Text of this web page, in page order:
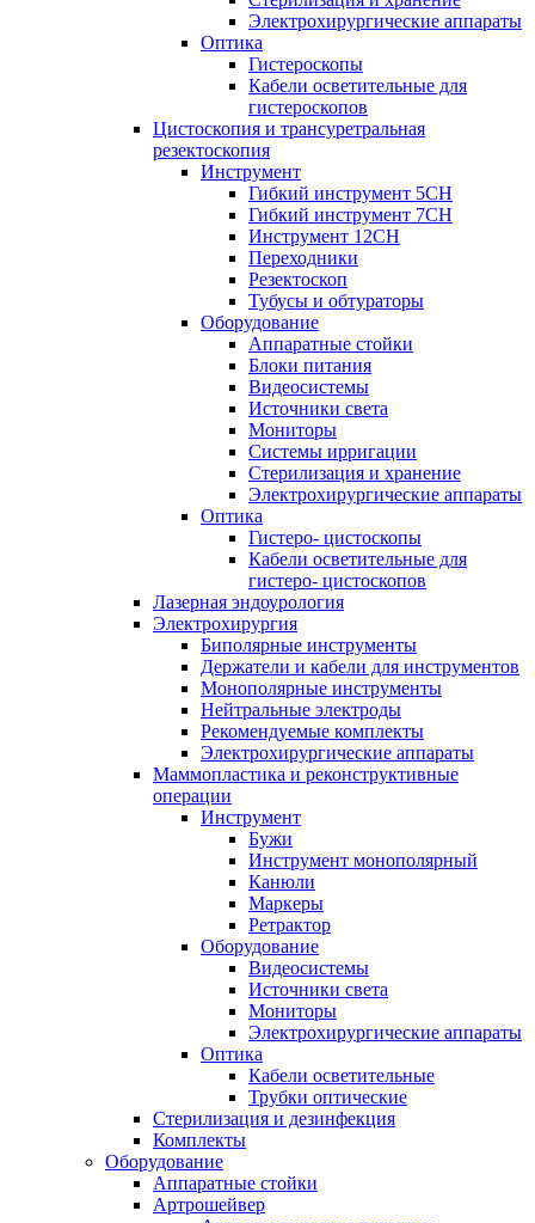
Электрохирургические аппараты
Оптика
Гистероскопы
Кабели осветительные для
гистероскопов
Цистоскопия и трансуретральная
резектоскопия
Инструмент
Гибкий инструмент 5CH
Гибкий инструмент 7CH
Инструмент 12CH
Переходники
Резектоскоп
Тубусы и обтураторы
Оборудование
Аппаратные стойки
Блоки питания
Видеосистемы
Источники света
Мониторы
Системы ирригации
Стерилизация и хранение
Электрохирургические аппараты
Оптика
Гистеро- цистоскопы
Кабели осветительные для
гистеро- цистоскопов
Лазерная эндоурология
Электрохирургия
Биполярные инструменты
Держатели и кабели для инструментов
Монополярные инструменты
Нейтральные электроды
Рекомендуемые комплекты
Электрохирургические аппараты
Маммопластика и реконструктивные
операции
Инструмент
Бужи
Инструмент монополярный
Канюли
Маркеры
Ретрактор
Оборудование
Видеосистемы
Источники света
Мониторы
Электрохирургические аппараты
Оптика
Кабели осветительные
Трубки оптические
Стерилизация и дезинфекция
Комплекты
Оборудование
Аппаратные стойки
Артрошейвер